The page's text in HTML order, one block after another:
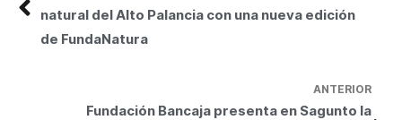
ANTERIOR
Fundación Bancaja presenta en Sagunto la
natural del Alto Palancia con una nueva edición
de FundaNatura